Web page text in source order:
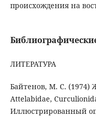
происхождения на
ЛИТЕРАТУРА
Байтенов, М. С. (1974)
Attelabidae,
Иллюстрированный